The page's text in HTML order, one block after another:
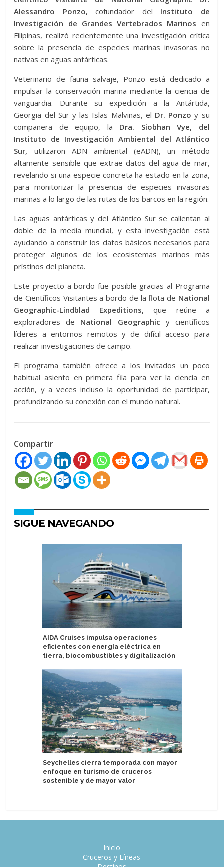
Alessandro Ponzo, cofundador del Instituto de
Investigación de Grandes Vertebrados Marinos en
Filipinas, realizó recientemente una investigación crítica
sobre la presencia de especies marinas invasoras no
nativas en aguas antárticas.
Veterinario de fauna salvaje, Ponzo está dedicado a
impulsar la conservación marina mediante la ciencia de
vanguardia. Durante su expedición a la Antártida,
Georgia del Sur y las Islas Malvinas, el Dr. Ponzo y su
compañera de equipo, la Dra. Siobhan Vye, del
Instituto de Investigación Ambiental del Atlántico
Sur, utilizaron ADN ambiental (eADN), un método
altamente sensible que extrae datos del agua de mar,
revelando si una especie concreta ha estado en la zona,
para monitorizar la presencia de especies invasoras
marinas a lo largo de las rutas de los barcos en la región.
Las aguas antárticas y del Atlántico Sur se calientan al
doble de la media mundial, y esta investigación está
ayudando a construir los datos básicos necesarios para
proteger algunos de los ecosistemas marinos más
prístinos del planeta.
Este proyecto a bordo fue posible gracias al Programa
de Científicos Visitantes a bordo de la flota de National
Geographic-Lindblad Expeditions, que reúne a
exploradores de National Geographic y científicos
líderes a entornos remotos y de difícil acceso para
realizar investigaciones de campo.
El programa también ofrece a los invitados un poco
habitual asiento en primera fila para ver la ciencia en
acción, y a veces incluso la oportunidad de participar,
profundizando su conexión con el mundo natural.
Compartir
SIGUE NAVEGANDO
AIDA Cruises impulsa operaciones
eficientes con energía eléctrica en
tierra, biocombustibles y digitalización
Seychelles cierra temporada con mayor
enfoque en turismo de cruceros
sostenible y de mayor valor
Inicio
Cruceros y Líneas